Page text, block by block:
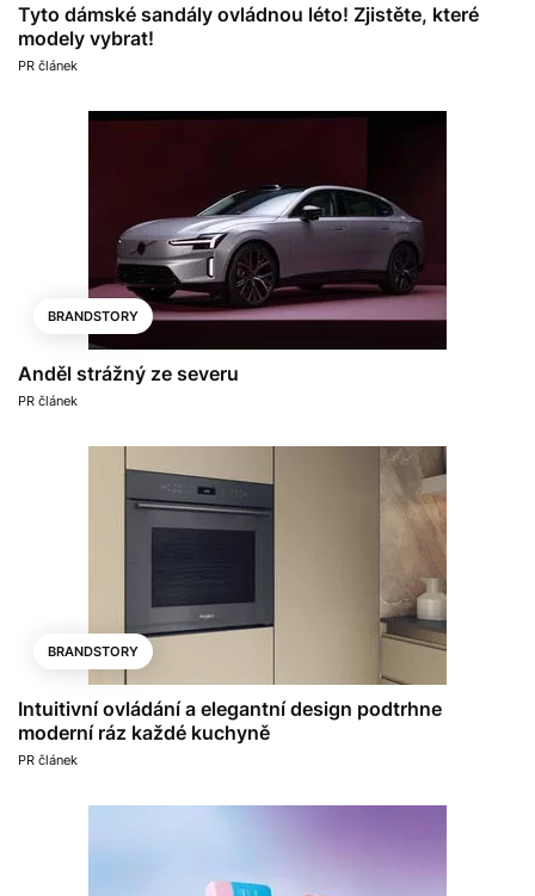
Tyto dámské sandály ovládnou léto! Zjistěte, které
modely vybrat!
PR článek
BRANDSTORY
Anděl strážný ze severu
PR článek
BRANDSTORY
Intuitivní ovládání a elegantní design podtrhne
moderní ráz každé kuchyně
PR článek